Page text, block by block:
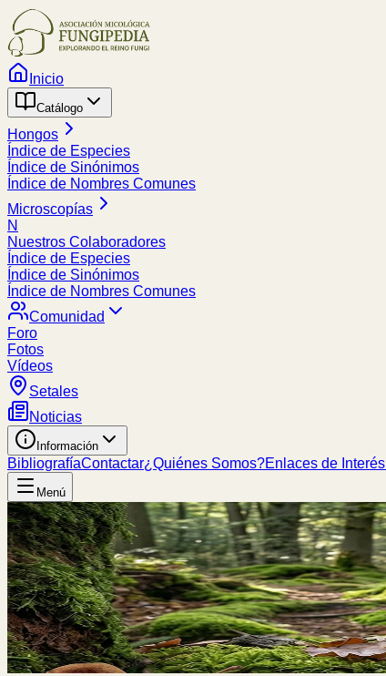
Inicio
Catálogo
Hongos
Índice de Especies
Índice de Sinónimos
Índice de Nombres Comunes
Microscopías
N
Nuestros Colaboradores
Índice de Especies
Índice de Sinónimos
Índice de Nombres Comunes
Comunidad
Foro
Fotos
Vídeos
Setales
Noticias
Información
BibliografíaContactar¿Quiénes Somos?Enlaces de Interés
Menú